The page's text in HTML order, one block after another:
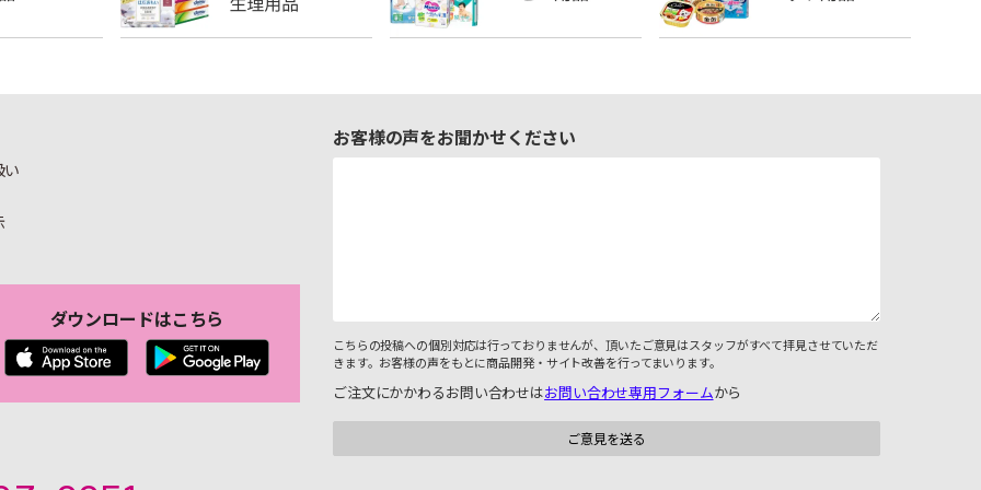
い
ダウンロードはこちら
お客様の声をお聞かせください
こちらの投稿への個別対応は行っておりませんが、頂いたご意見はスタッフがすべて拝見させていただ
きます。お客様の声をもとに商品開発・サイト改善を行ってまいります。
ご注文にかかわるお問い合わせはお問い合わせ専用フォームから